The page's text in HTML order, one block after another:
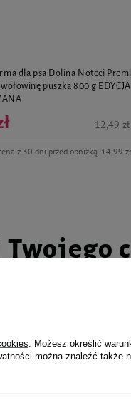
dla psa Dolina Noteci
puszka 800 g EDYCJA
z 30 dni przed obniżką 14,99 zł
12,49
dla psa Dolina Noteci
z zielonym groszkiem
g
. Możesz określić
można znaleźć także